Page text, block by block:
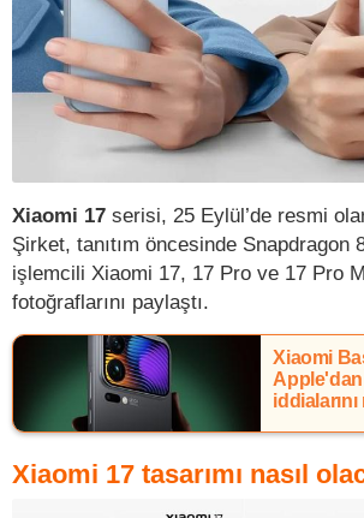
Xiaomi 17 serisi, 25 Eylül’de resmi
Şirket, tanıtım öncesinde Snapdragon
işlemcili Xiaomi 17, 17 Pro ve 17 Pro
fotoğraflarını paylaştı.
Xiaomi
Xiaomi 17 tasarımı nasıl